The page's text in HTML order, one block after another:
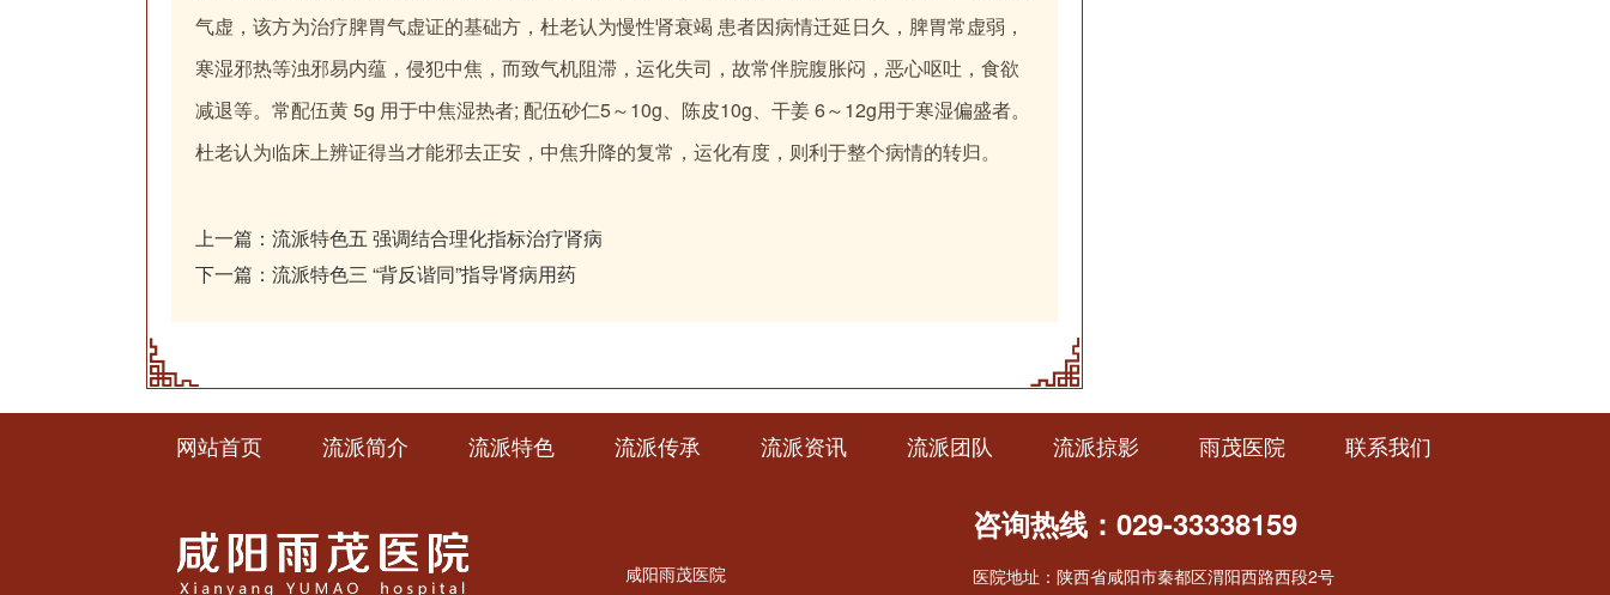
气虚，该方为治疗脾胃气虚证的基础方，杜老认为慢性肾衰竭 患者因病情迁延日久，脾胃常虚弱，
寒湿邪热等浊邪易内蕴，侵犯中焦，而致气机阻滞，运化失司，故常伴脘腹胀闷，恶心呕吐，食欲
减退等。常配伍黄 5g 用于中焦湿热者; 配伍砂仁5～10g、陈皮10g、干姜 6～12g用于寒湿偏盛者。
杜老认为临床上辨证得当才能邪去正安，中焦升降的复常，运化有度，则利于整个病情的转归。
上一篇： 流派特色五 强调结合理化指标治疗肾病
下一篇： 流派特色三 “背反谐同”指导肾病用药
网站首页 流派简介 流派特色 流派传承 流派资讯 流派团队 流派掠影 雨茂医院 联系我们
咸阳雨茂医院
咨询热线：029-33338159
医院地址：陕西省咸阳市秦都区渭阳西路西段2号